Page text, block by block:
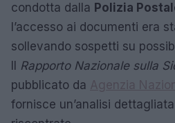
condotta dalla Polizia
l’accesso ai documenti era
sollevando sospetti su
Il Rapporto Nazionale sulla
pubblicato da
fornisce un’analisi